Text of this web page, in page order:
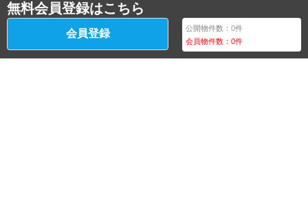
無料会員登録はこちら
会員登録 公開物件数：0件
会員物件数：0件